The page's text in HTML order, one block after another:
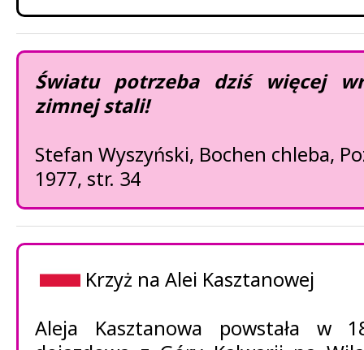
Światu potrzeba dziś więcej
zimnej stali!
Stefan Wyszyński, Bochen chleba,
1977, str. 34
Krzyż na Alei Kasztanowej
Aleja Kasztanowa powstała w